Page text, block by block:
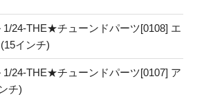
1/24-THE★チューンドパーツ[0108] エ
インチ)
1/24-THE★チューンドパーツ[0107] ア
チ)